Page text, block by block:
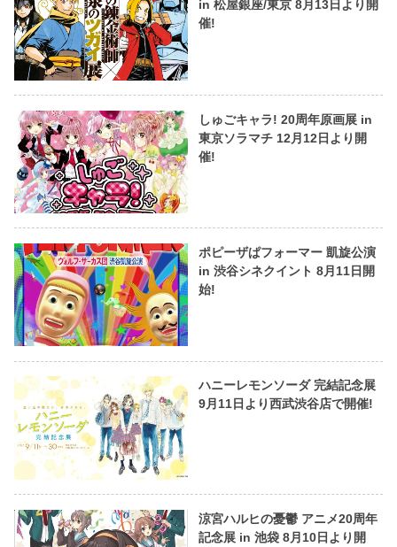
in 松屋銀座/東京 8月13日より開
催!
しゅごキャラ! 20周年原画展 in
東京ソラマチ 12月12日より開
催!
ポピーザぱフォーマー 凱旋公演
in 渋谷シネクイント 8月11日開
始!
ハニーレモンソーダ 完結記念展
9月11日より西武渋谷店で開催!
涼宮ハルヒの憂鬱 アニメ20周年
記念展 in 池袋 8月10日より開